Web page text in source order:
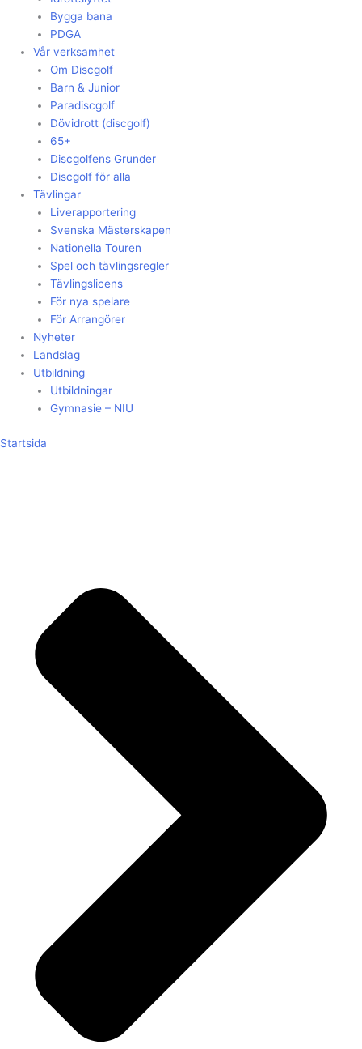
Bygga bana
PDGA
Vår verksamhet
Om Discgolf
Barn & Junior
Paradiscgolf
Dövidrott (discgolf)
65+
Discgolfens Grunder
Discgolf för alla
Tävlingar
Liverapportering
Svenska Mästerskapen
Nationella Touren
Spel och tävlingsregler
Tävlingslicens
För nya spelare
För Arrangörer
Nyheter
Landslag
Utbildning
Utbildningar
Gymnasie – NIU
Startsida